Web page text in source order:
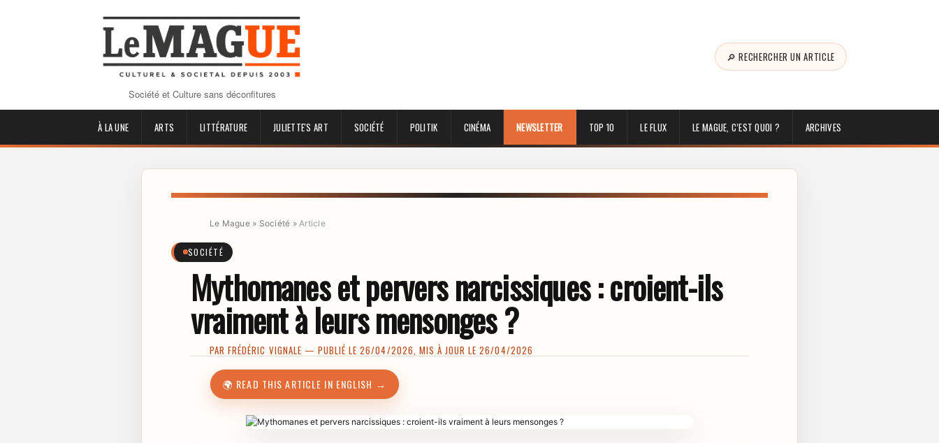
Société et Culture sans déconfitures
🔎 RECHERCHER UN ARTICLE
À LA UNE ARTS LITTÉRATURE JULIETTE'S ART SOCIÉTÉ POLITIK CINÉMA NEWSLETTER TOP 10 LE FLUX LE MAGUE, C’EST QUOI ? ARCHIVES
Le Mague» Société » Article
SOCIÉTÉ
Mythomanes et pervers narcissiques : croient-ils
vraiment à leurs mensonges ?
PARFRÉDÉRIC VIGNALE — PUBLIÉ LE 26/04/2026, MIS À JOUR LE 26/04/2026
🌍 READ THIS ARTICLE IN ENGLISH →